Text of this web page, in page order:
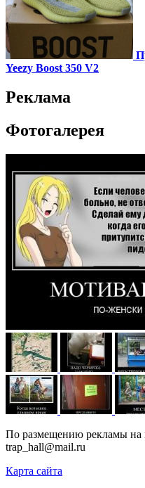
Yeezy Boost 350 V2
Реклама
Фотогалерея
По размещению рекламы на
trap_hall@mail.ru
Карта сайта